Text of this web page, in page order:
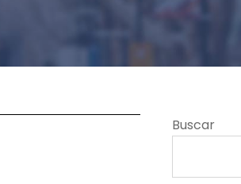
Buscar